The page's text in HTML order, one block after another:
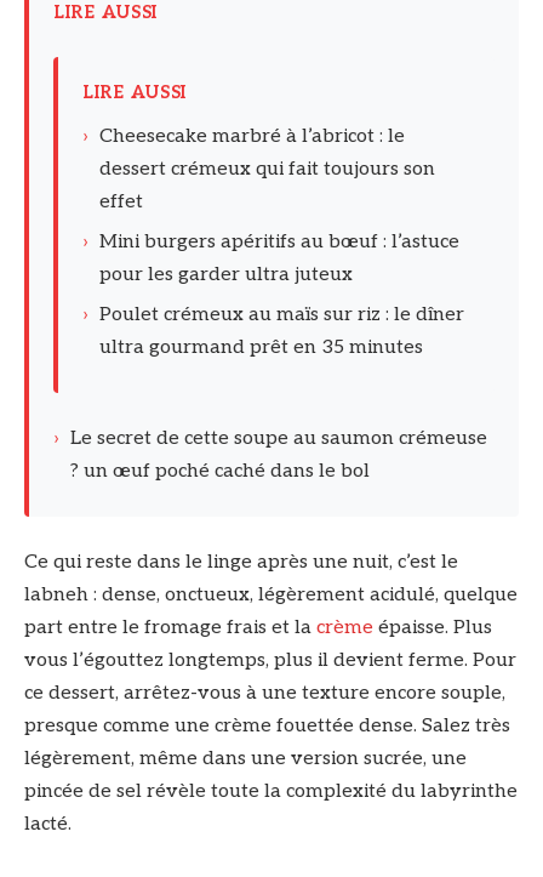
LIRE AUSSI
LIRE AUSSI
› Cheesecake marbré à l’abricot : le
dessert crémeux qui fait toujours son
effet
› Mini burgers apéritifs au bœuf : l’astuce
pour les garder ultra juteux
› Poulet crémeux au maïs sur riz : le dîner
ultra gourmand prêt en 35 minutes
› Le secret de cette soupe au saumon crémeuse
? un œuf poché caché dans le bol
Ce qui reste dans le linge après une nuit, c’est le
labneh : dense, onctueux, légèrement acidulé, quelque
part entre le fromage frais et la crème épaisse. Plus
vous l’égouttez longtemps, plus il devient ferme. Pour
ce dessert, arrêtez-vous à une texture encore souple,
presque comme une crème fouettée dense. Salez très
légèrement, même dans une version sucrée, une
pincée de sel révèle toute la complexité du labyrinthe
lacté.